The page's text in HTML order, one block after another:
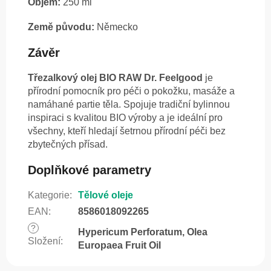
Objem: 250 ml
Země původu: Německo
Závěr
Třezalkový olej BIO RAW Dr. Feelgood je
přírodní pomocník pro péči o pokožku, masáže a
namáhané partie těla. Spojuje tradiční bylinnou
inspiraci s kvalitou BIO výroby a je ideální pro
všechny, kteří hledají šetrnou přírodní péči bez
zbytečných přísad.
Doplňkové parametry
Kategorie:
Tělové oleje
EAN : 8586018092265
?
Složení:
Hypericum Perforatum, Olea
Europaea Fruit Oil